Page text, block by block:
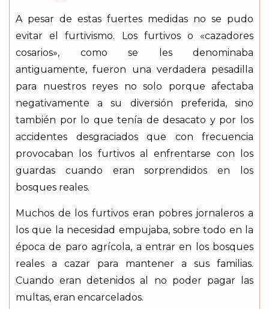
A pesar de estas fuertes medidas no se pudo
evitar el furtivismo. Los furtivos o «cazadores
cosarios», como se les denominaba
antiguamente, fueron una verdadera pesadilla
para nuestros reyes no solo porque afectaba
negativamente a su diversión preferida, sino
también por lo que tenía de desacato y por los
accidentes desgraciados que con frecuencia
provocaban los furtivos al enfrentarse con los
guardas cuando eran sorprendidos en los
bosques reales.
Muchos de los furtivos eran pobres jornaleros a
los que la necesidad empujaba, sobre todo en la
época de paro agrícola, a entrar en los bosques
reales a cazar para mantener a sus familias.
Cuando eran detenidos al no poder pagar las
multas, eran encarcelados.